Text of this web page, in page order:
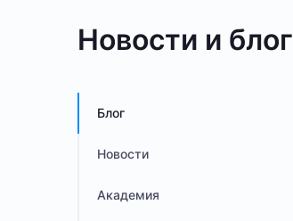
Новости и блог
Блог
Новости
Академия